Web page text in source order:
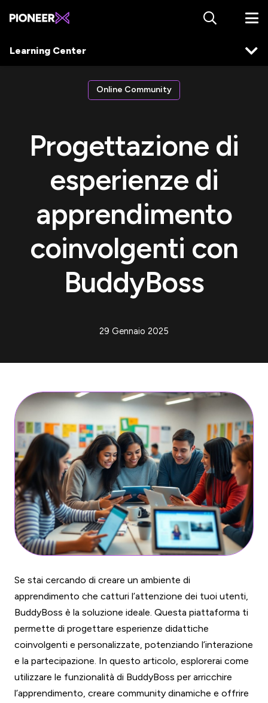
Learning Center
Online Community
Progettazione di
esperienze di
apprendimento
coinvolgenti con
BuddyBoss
29 Gennaio 2025
Se stai cercando di creare un ambiente di
apprendimento che catturi l’attenzione dei tuoi utenti,
BuddyBoss è la soluzione ideale. Questa piattaforma ti
permette di progettare esperienze didattiche
coinvolgenti e personalizzate, potenziando l’interazione
e la partecipazione. In questo articolo, esplorerai come
utilizzare le funzionalità di BuddyBoss per arricchire
l’apprendimento, creare community dinamiche e offrire